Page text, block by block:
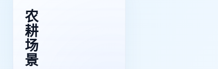
农
耕
场
景